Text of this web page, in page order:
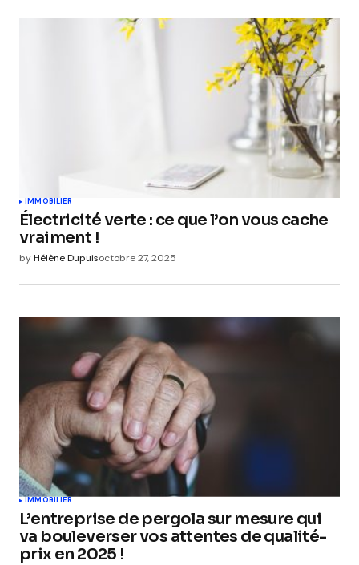
IMMOBILIER
Électricité verte : ce que l’on vous cache
vraiment !
byHélène Dupuisoctobre 27, 2025
IMMOBILIER
L’entreprise de pergola sur mesure qui
va bouleverser vos attentes de qualité-
prix en 2025 !